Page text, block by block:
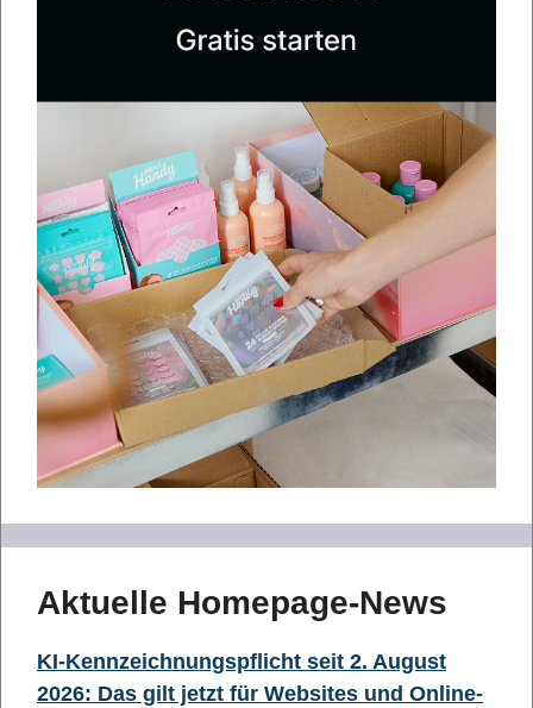
Aktuelle Homepage-News
KI-Kennzeichnungspflicht seit 2. August
2026: Das gilt jetzt für Websites und Online-